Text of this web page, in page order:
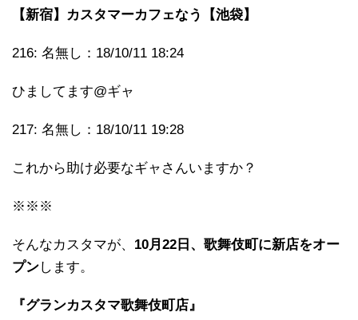
【新宿】カスタマーカフェなう【池袋】
216: 名無し：18/10/11 18:24
ひましてます@ギャ
217: 名無し：18/10/11 19:28
これから助け必要なギャさんいますか？
※※※
そんなカスタマが、 10月22日、歌舞伎町に新店をオー
プンします。
『グランカスタマ歌舞伎町店』